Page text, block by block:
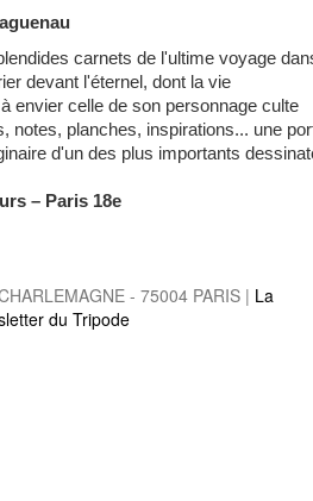
carnets de l'ultime voyage
devant l'éternel, dont la vie
envier celle de son personnage culte
notes, planches, inspirations... une
d'un des plus importants
– Paris 18e
- 75004 PARIS | La
du Tripode